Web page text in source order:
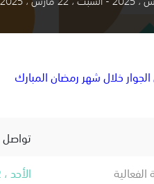
خلال شهر رمضان المبارك
تواصل
الفعالية
الأحد ، 02 مارس ، 2025